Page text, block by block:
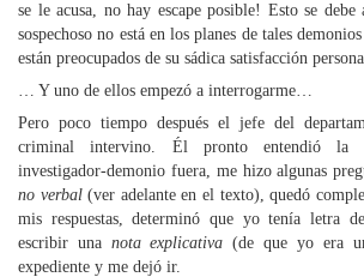
se le acusa, no hay escape posible! Esto se
sospechoso no está en los planes de tales
están preocupados de su sádica satisfacción
… Y uno de ellos empezó a interrogarme…
Pero poco tiempo después el jefe del
criminal intervino. Él pronto entendió la
investigador-demonio fuera, me hizo algunas
no verbal(ver adelante en el texto), quedó
mis respuestas, determinó que yo tenía letra
escribir una nota explicativa (de que yo era
expediente y me dejó ir.